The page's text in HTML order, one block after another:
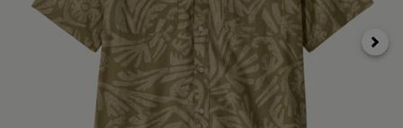
Weiter